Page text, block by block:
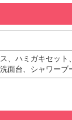
、ハミガキセッ
面台、シャワー